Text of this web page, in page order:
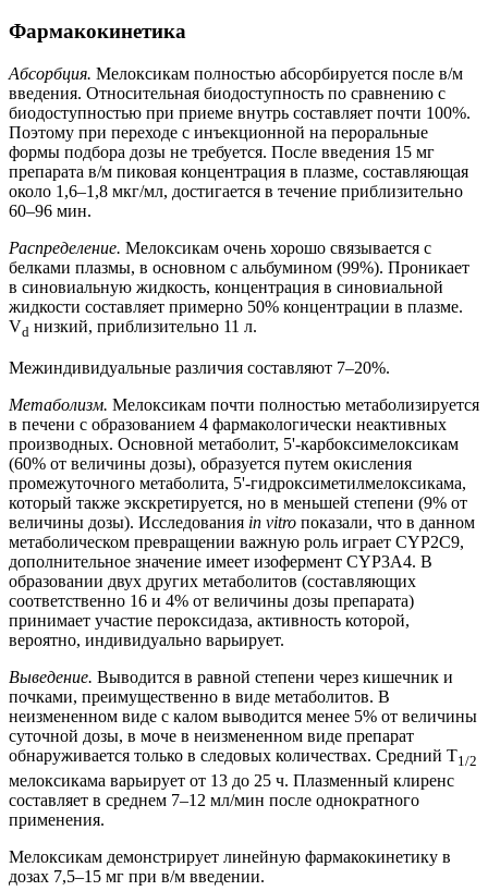
Фармакокинетика
Абсорбция. Мелоксикам полностью абсорбируется после в/м
введения. Относительная биодоступность по сравнению с
биодоступностью при приеме внутрь составляет почти 100%.
Поэтому при переходе с инъекционной на пероральные
формы подбора дозы не требуется. После введения 15 мг
препарата в/м пиковая концентрация в плазме, составляющая
около 1,6–1,8 мкг/мл, достигается в течение приблизительно
60–96 мин.
Распределение. Мелоксикам очень хорошо связывается с
белками плазмы, в основном с альбумином (99%). Проникает
в синовиальную жидкость, концентрация в синовиальной
жидкости составляет примерно 50% концентрации в плазме.
Vd низкий, приблизительно 11 л.
Межиндивидуальные различия составляют 7–20%.
Метаболизм. Мелоксикам почти полностью метаболизируется
в печени с образованием 4 фармакологически неактивных
производных. Основной метаболит, 5'-карбоксимелоксикам
(60% от величины дозы), образуется путем окисления
промежуточного метаболита, 5'-гидроксиметилмелоксикама,
который также экскретируется, но в меньшей степени (9% от
величины дозы). Исследования in vitro показали, что в данном
метаболическом превращении важную роль играет CYP2C9,
дополнительное значение имеет изофермент CYP3A4. В
образовании двух других метаболитов (составляющих
соответственно 16 и 4% от величины дозы препарата)
принимает участие пероксидаза, активность которой,
вероятно, индивидуально варьирует.
Выведение. Выводится в равной степени через кишечник и
почками, преимущественно в виде метаболитов. В
неизмененном виде с калом выводится менее 5% от величины
суточной дозы, в моче в неизмененном виде препарат
обнаруживается только в следовых количествах. Средний T1/2
мелоксикама варьирует от 13 до 25 ч. Плазменный клиренс
составляет в среднем 7–12 мл/мин после однократного
применения.
Мелоксикам демонстрирует линейную фармакокинетику в
дозах 7,5–15 мг при в/м введении.